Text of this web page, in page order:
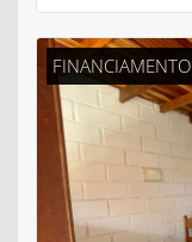
FINANCIAMENTO